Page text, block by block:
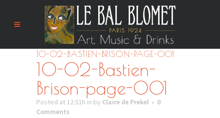
10-02-BASTIEN-BRISON-PAGE-001
10-02-Bastien-
Brison-page-001
Posted at 12:51h in by Claire de Prekel
0
Comments